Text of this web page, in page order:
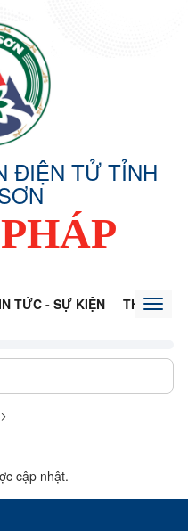
ĐIỆN TỬ TỈNH
TỨC - SỰ KIỆN THÔNG
cập nhật.